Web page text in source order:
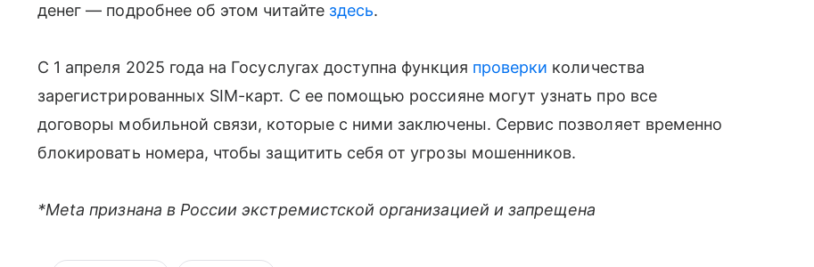
денег — подробнее об этом читайте здесь.
С 1 апреля 2025 года на Госуслугах доступна функция проверки количества
зарегистрированных SIM-карт. С ее помощью россияне могут узнать про все
договоры мобильной связи, которые с ними заключены. Сервис позволяет временно
блокировать номера, чтобы защитить себя от угрозы мошенников.
*Meta признана в России экстремистской организацией и запрещена